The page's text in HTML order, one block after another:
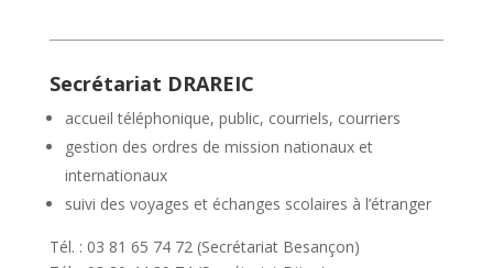
Secrétariat DRAREIC
accueil téléphonique, public, courriels, courriers
gestion des ordres de mission nationaux et
internationaux
suivi des voyages et échanges scolaires à l’étranger
Tél. : 03 81 65 74 72 (Secrétariat Besançon)